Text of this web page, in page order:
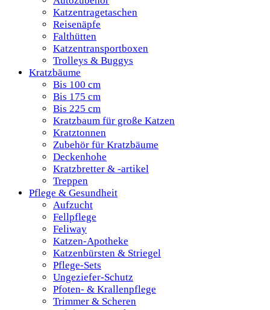
Katzentragetaschen
Reisenäpfe
Falthütten
Katzentransportboxen
Trolleys & Buggys
Kratzbäume
Bis 100 cm
Bis 175 cm
Bis 225 cm
Kratzbaum für große Katzen
Kratztonnen
Zubehör für Kratzbäume
Deckenhohe
Kratzbretter & -artikel
Treppen
Pflege & Gesundheit
Aufzucht
Fellpflege
Feliway
Katzen-Apotheke
Katzenbürsten & Striegel
Pflege-Sets
Ungeziefer-Schutz
Pfoten- & Krallenpflege
Trimmer & Scheren